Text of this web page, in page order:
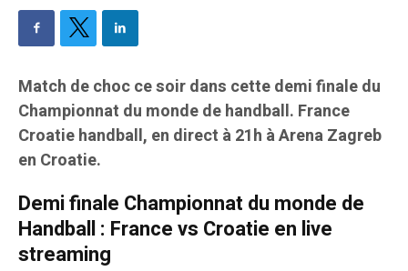
Match de choc ce soir dans cette demi finale du
Championnat du monde de handball. France
Croatie handball, en direct à 21h à Arena Zagreb
en Croatie.
Demi finale Championnat du monde de
Handball : France vs Croatie en live
streaming